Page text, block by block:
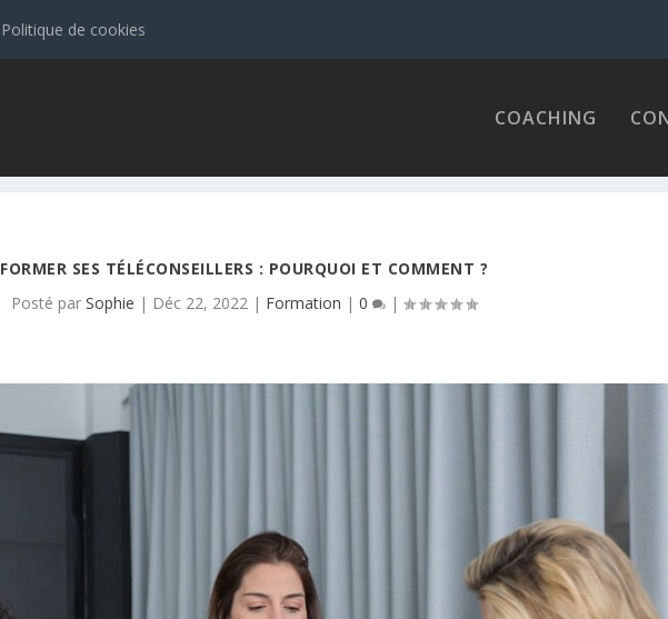
Politique de cookies
COACHING
FORMER SES TÉLÉCONSEILLERS : POURQUOI ET COMMENT ?
Posté parSophie | Déc 22, 2022 | Formation |0 |